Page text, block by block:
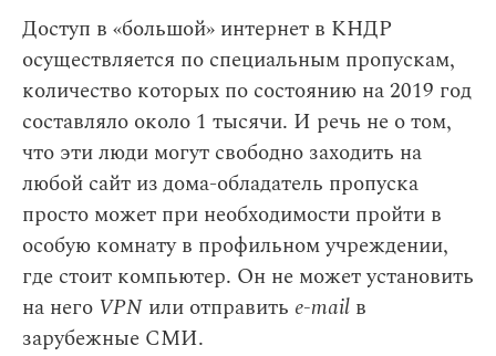
Доступ в «большой» интернет в КНДР
осуществляется по специальным пропускам,
количество которых по состоянию на 2019 год
составляло около 1 тысячи. И речь не о том,
что эти люди могут свободно заходить на
любой сайт из дома-обладатель пропуска
просто может при необходимости пройти в
особую комнату в профильном учреждении,
где стоит компьютер. Он не может установить
на него VPN или отправить e-mail в
зарубежные СМИ.